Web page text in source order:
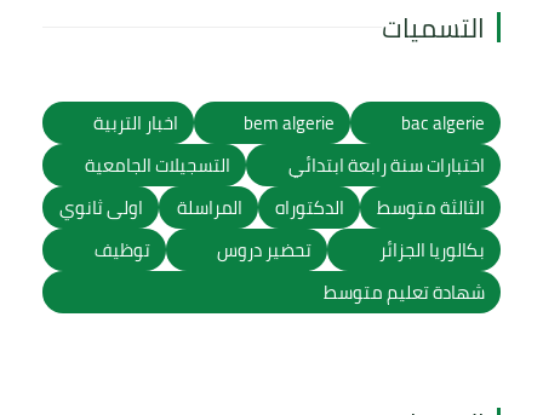
التسميات
bac algerie
bem algerie
اخبار التربية
اختبارات سنة رابعة ابتدائي
التسجيلات الجامعية
الثالثة متوسط
الدكتوراه المراسلة
اولى ثانوي
بكالوريا الجزائر
تحضير دروس
توظيف
شهادة تعليم متوسط